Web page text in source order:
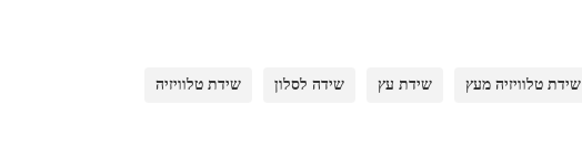
שידת טלוויזיה מעץ שידת עץ שידה לסלון שידת טלוויזיה